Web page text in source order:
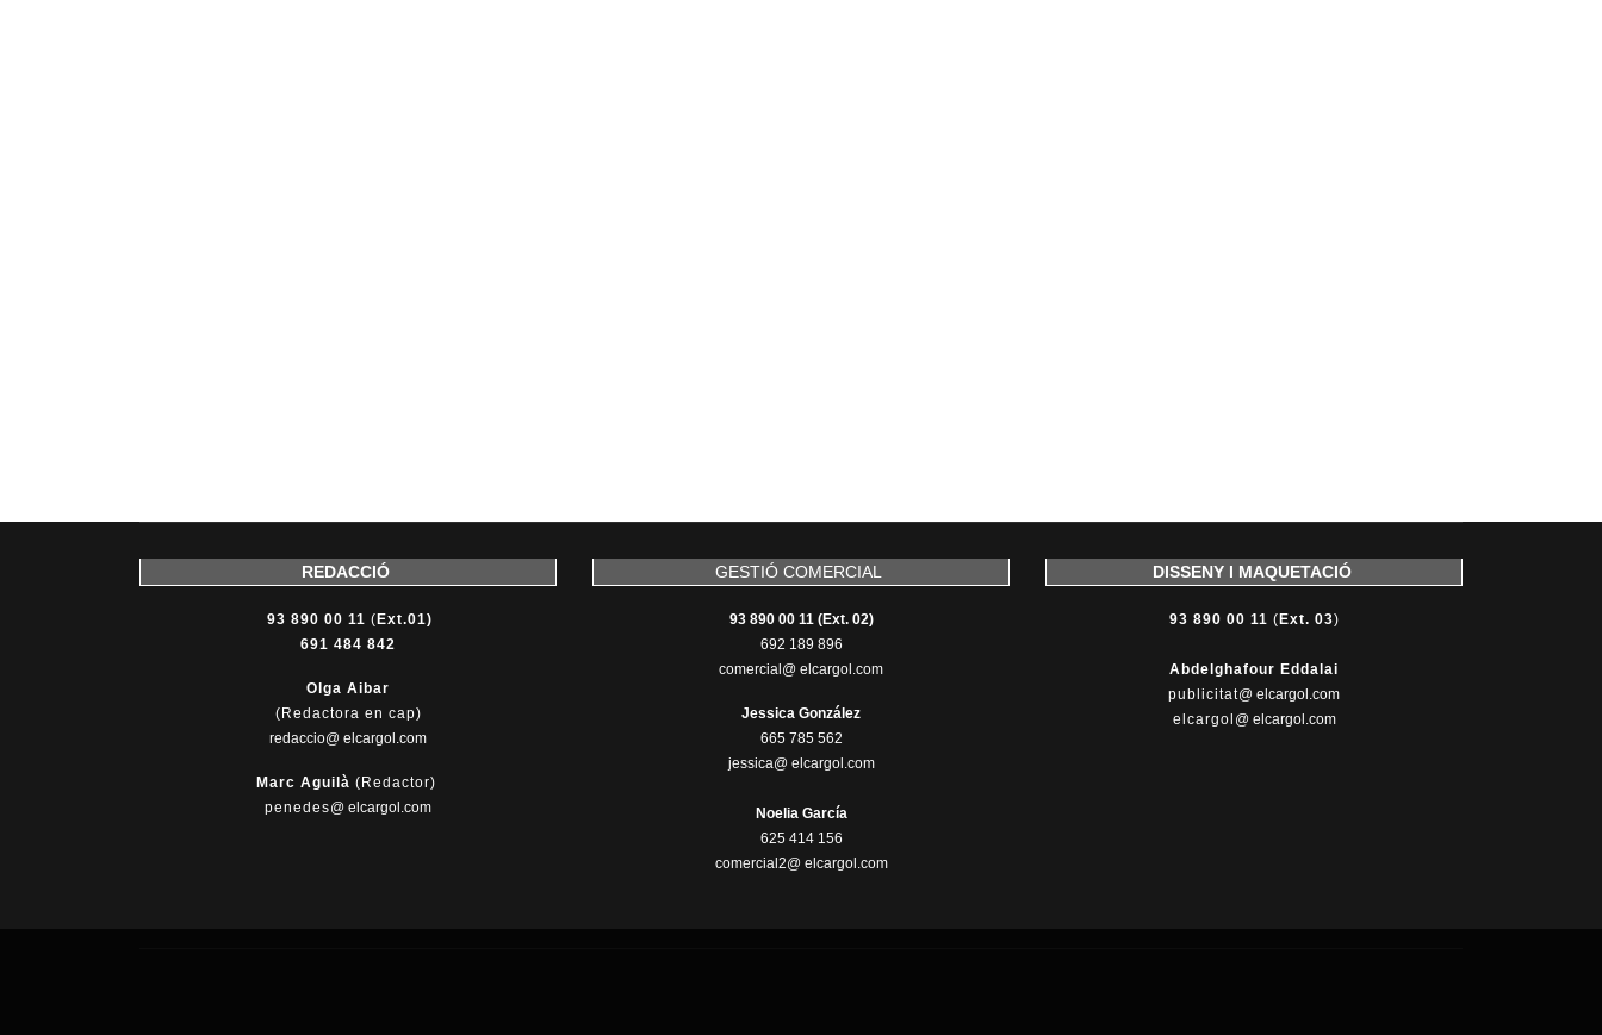
REDACCIÓ
93 890 00 11 ( Ext.01)
691 484 842
Olga Aibar
(Redactora en cap)
redaccio@ elcargol.com
Marc Aguilà (Redactor)
penedes@ elcargol.com
GESTIÓ COMERCIAL
93 890 00 11 (Ext. 02)
692 189 896
comercial@ elcargol.com
Jessica González
665 785 562
jessica@ elcargol.com
Noelia García
625 414 156
comercial2@ elcargol.com
DISSENY I MAQUETACIÓ
93 890 00 11 ( Ext. 03)
Abdelghafour Eddalai
publicitat@ elcargol.com
elcargol @ elcargol.com